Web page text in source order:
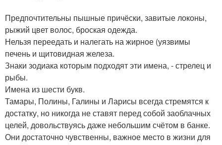
Предпочтительны пышные причёски, завитые локоны,
рыжий цвет волос, броская одежда.
Нельзя переедать и налегать на жирное (уязвимы
печень и щитовидная железа.
Знаки зодиака которым подходят эти имена, - стрелец и
рыбы.
Имена из шести букв.
Тамары, Полины, Галины и Ларисы всегда стремятся к
достатку, но никогда не ставят перед собой заоблачных
целей, довольствуясь даже небольшим счётом в банке.
Они достаточно чувственны, важное место в жизни для